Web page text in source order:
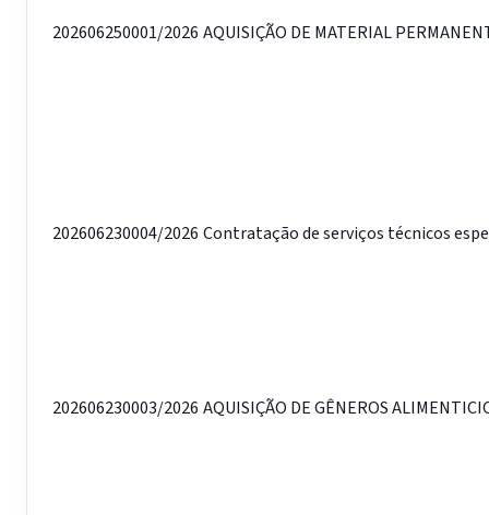
202606250001/2026 AQUISIÇÃO DE MATERIAL
202606230004/2026 Contratação de serviços técnicos
202606230003/2026 AQUISIÇÃO DE GÊNEROS